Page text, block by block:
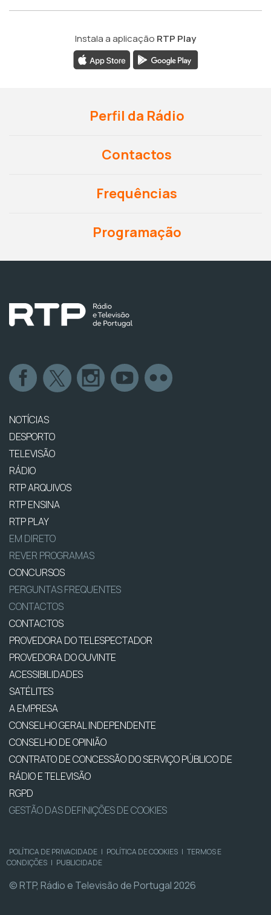
Instala a aplicação RTP Play
Perfil da Rádio
Contactos
Frequências
Programação
NOTÍCIAS
DESPORTO
TELEVISÃO
RÁDIO
RTP ARQUIVOS
RTP ENSINA
RTP PLAY
EM DIRETO
REVER PROGRAMAS
CONCURSOS
PERGUNTAS FREQUENTES
CONTACTOS
CONTACTOS
PROVEDORA DO TELESPECTADOR
PROVEDORA DO OUVINTE
ACESSIBILIDADES
SATÉLITES
A EMPRESA
CONSELHO GERAL INDEPENDENTE
CONSELHO DE OPINIÃO
CONTRATO DE CONCESSÃO DO SERVIÇO PÚBLICO DE
RÁDIO E TELEVISÃO
RGPD
GESTÃO DAS DEFINIÇÕES DE COOKIES
POLÍTICA DE PRIVACIDADE | POLÍTICA DE COOKIES | TERMOS E
CONDIÇÕES | PUBLICIDADE
© RTP, Rádio e Televisão de Portugal 2026